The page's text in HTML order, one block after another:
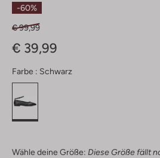
-60%
€ 99,99
€ 39,99
Farbe : Schwarz
Wähle deine Größe: Diese Größe fällt